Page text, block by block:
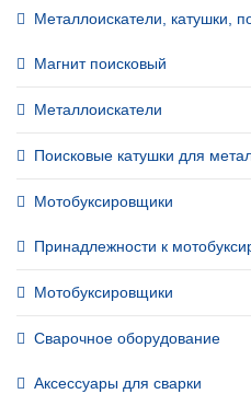
Металлоискатели, катушки,
Магнит поисковый
Металлоискатели
Поисковые катушки для
Мотобуксировщики
Принадлежности к
Мотобуксировщики
Сварочное оборудование
Аксессуары для сварки